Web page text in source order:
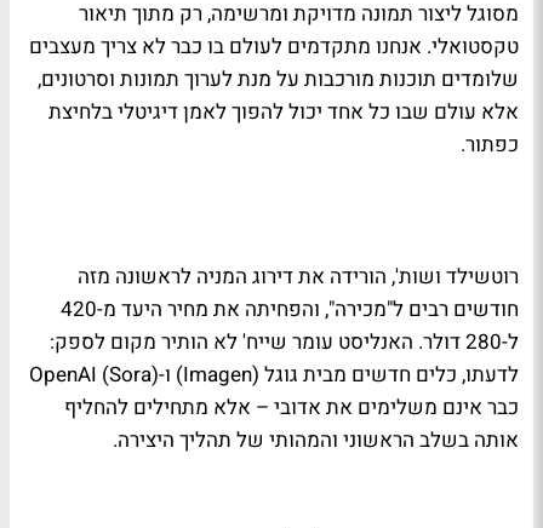
מסוגל ליצור תמונה מדויקת ומרשימה, רק מתוך תיאור
טקסטואלי. אנחנו מתקדמים לעולם בו כבר לא צריך מעצבים
שלומדים תוכנות מורכבות על מנת לערוך תמונות וסרטונים,
אלא עולם שבו כל אחד יכול להפוך לאמן דיגיטלי בלחיצת
כפתור.
רוטשילד ושות', הורידה את דירוג המניה לראשונה מזה
חודשים רבים ל"מכירה", והפחיתה את מחיר היעד מ-420
ל-280 דולר. האנליסט עומר שייח' לא הותיר מקום לספק:
לדעתו, כלים חדשים מבית גוגל (Imagen) ו-OpenAI (Sora)
כבר אינם משלימים את אדובי – אלא מתחילים להחליף
אותה בשלב הראשוני והמהותי של תהליך היצירה.